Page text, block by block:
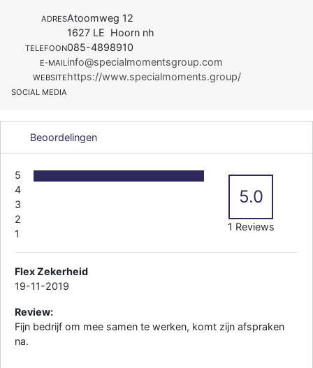
ADRESAtoomweg 12
1627 LE Hoorn nh
TELEFOON085-4898910
E-MAIL info@specialmomentsgroup.com
WEBSITEhttps://www.specialmoments.group/
SOCIAL MEDIA
Beoordelingen
5
4
3
2
1
5.0
1 Reviews
Flex Zekerheid
19-11-2019
Review:
Fijn bedrijf om mee samen te werken, komt zijn afspraken
na.